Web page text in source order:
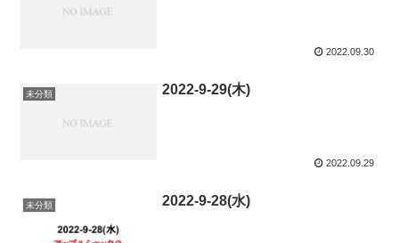
2022.09.30
未分類 2022-9-29(木)
2022.09.29
未分類 2022-9-28(水)